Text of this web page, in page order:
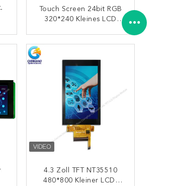
Touch Screen 24bit RGB
320*240 Kleines LCD
Bildschirm
KONTAKT
4.3 Zoll TFT NT35510
480*800 Kleiner LCD-